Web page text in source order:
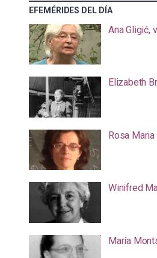
EFEMÉRIDES DEL DÍA
Ana Gligić,
Elizabeth
Rosa
Winifred
María